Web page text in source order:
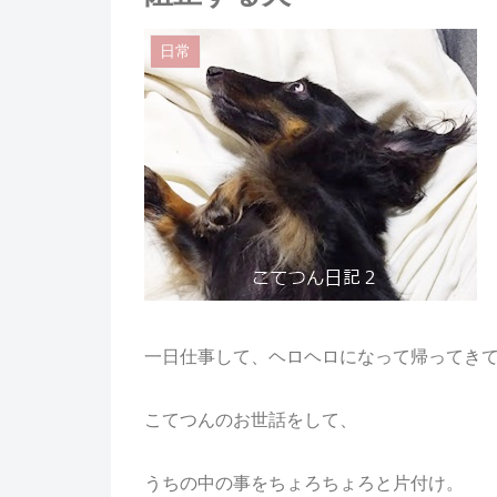
日常
一日仕事して、ヘロヘロになって帰ってきて
こてつんのお世話をして、
うちの中の事をちょろちょろと片付け。